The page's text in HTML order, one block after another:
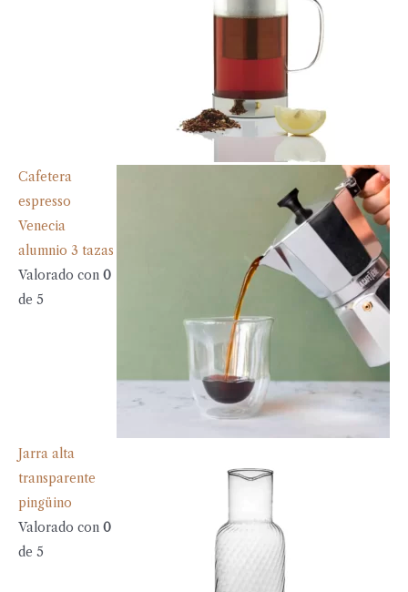
Cafetera
espresso
Venecia
alumnio 3 tazas
Valorado con 0
de 5
Jarra alta
transparente
pingüino
Valorado con 0
de 5